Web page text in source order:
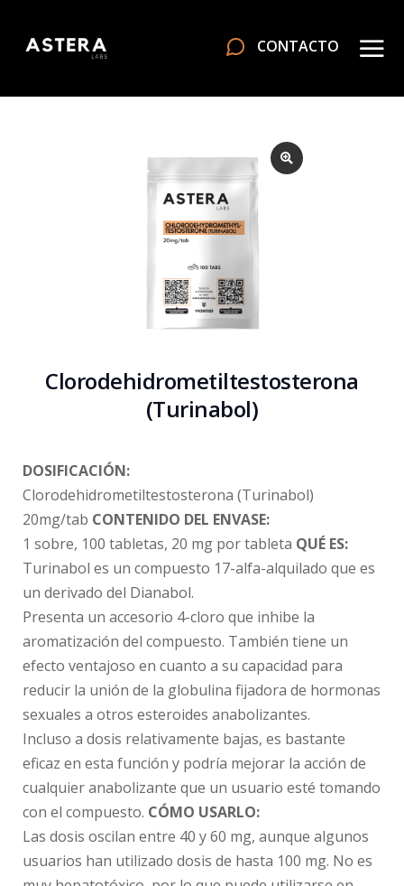
CONTACTO
Clorodehidrometiltestosterona
(Turinabol)
DOSIFICACIÓN:
Clorodehidrometiltestosterona (Turinabol)
20mg/tab CONTENIDO DEL ENVASE:
1 sobre, 100 tabletas, 20 mg por tableta QUÉ ES:
Turinabol es un compuesto 17-alfa-alquilado que es
un derivado del Dianabol.
Presenta un accesorio 4-cloro que inhibe la
aromatización del compuesto. También tiene un
efecto ventajoso en cuanto a su capacidad para
reducir la unión de la globulina fijadora de hormonas
sexuales a otros esteroides anabolizantes.
Incluso a dosis relativamente bajas, es bastante
eficaz en esta función y podría mejorar la acción de
cualquier anabolizante que un usuario esté tomando
con el compuesto. CÓMO USARLO:
Las dosis oscilan entre 40 y 60 mg, aunque algunos
usuarios han utilizado dosis de hasta 100 mg. No es